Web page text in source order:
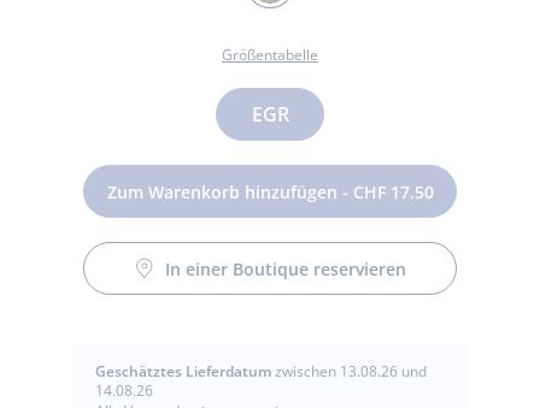
KAKI
Größentabelle
EGR
Zum Warenkorb hinzufügen - CHF 17.50
In einer Boutique reservieren
Geschätztes Lieferdatumzwischen 13.08.26 und
14.08.26
Dieser Snood aus Feinrippstrick mit Mikrofleece-Futter
kontrastierenden Mütze kombiniert werden kann, schützt
elegant vor Kälte.Schonendes Bügeln